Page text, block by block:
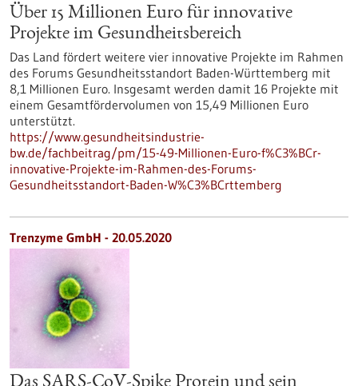
Über 15 Millionen Euro für innovative
Projekte im Gesundheitsbereich
Das Land fördert weitere vier innovative Projekte im Rahmen
des Forums Gesundheitsstandort Baden-Württemberg mit
8,1 Millionen Euro. Insgesamt werden damit 16 Projekte mit
einem Gesamtfördervolumen von 15,49 Millionen Euro
unterstützt.
https://www.gesundheitsindustrie-
bw.de/fachbeitrag/pm/15-49-Millionen-Euro-f%C3%BCr-
innovative-Projekte-im-Rahmen-des-Forums-
Gesundheitsstandort-Baden-W%C3%BCrttemberg
Trenzyme GmbH - 20.05.2020